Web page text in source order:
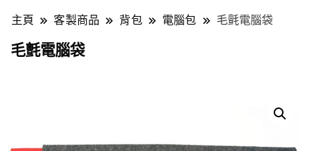
主頁 客製商品 背包 電腦包 毛氈電腦袋
毛氈電腦袋